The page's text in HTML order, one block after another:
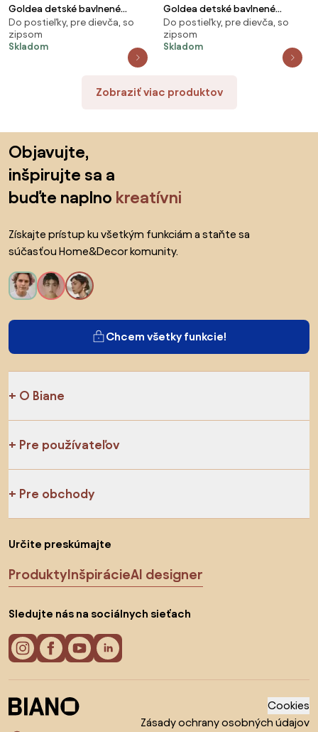
Goldea detské bavlnené
obliečky do postieľky - srdiečka
na latte 90 x 130 a 40 x 60 cm
Do postieľky, pre dievča, so
zipsom
Skladom
Goldea detské bavlnené
obliečky do postieľky - ružové
mašličky 100 x 135 a 40 x 60 cm
Do postieľky, pre dievča, so
zipsom
Skladom
Zobraziť viac produktov
Objavujte,
inšpirujte sa a
buďte naplno kreatívni
Získajte prístup ku všetkým funkciám a staňte sa
súčasťou Home&Decor komunity.
Chcem všetky funkcie!
O Biane
Pre používateľov
Pre obchody
Určite preskúmajte
ProduktyInšpirácieAI designer
Sledujte nás na sociálnych sieťach
Cookies
Zásady ochrany osobných údajov